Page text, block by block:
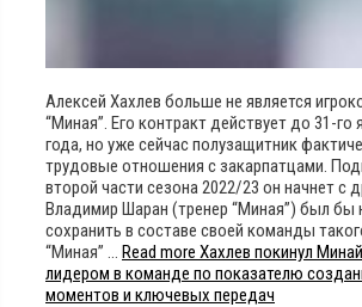
Алексей Хахлев больше не является
“Миная”. Его контракт действует до 31-го
года, но уже сейчас полузащитник
трудовые отношения с закарпатцами.
второй части сезона 2022/23 он начнет с
Владимир Шаран (тренер “Миная”) был бы
сохранить в составе своей команды
“Миная” … Read more Хахлев покинул
лидером в команде по показателю
моментов и ключевых передач